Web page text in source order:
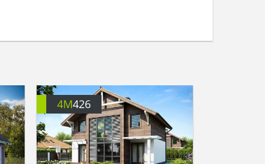
4M426